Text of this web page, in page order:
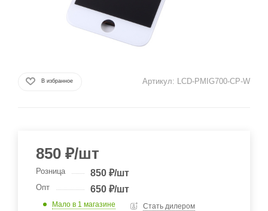
В избранное Артикул: LCD-PMIG700-CP-W
850 ₽/шт
Розница 850₽/шт
Опт 650₽/шт
Мало в 1 магазине Стать дилером